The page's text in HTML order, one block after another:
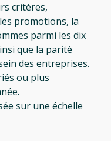
critères,
promotions, la
parmi les dix
que la parité
des entreprises.
ou plus
sur une échelle